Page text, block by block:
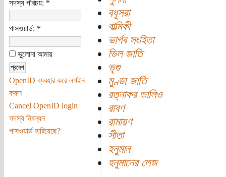
সদস্য পরিচয়: *
পাসওয়ার্ড: *
ভুলোনা আমায়
OpenID ব্যবহার করে লগইন
করুন
Cancel OpenID login
সদস্য নিবন্ধন
পাসওয়ার্ড হারিয়েছে?
বধূসরা
বাল্মিকী
ভার্গব সংহিতা
ভিল জাতি
ভৃগু
মুণ্ডা জাতি
রত্নাকর ভালিও
রাবণ
রামায়ণ
সীতা
হনুমান
হনুমানের লেজ